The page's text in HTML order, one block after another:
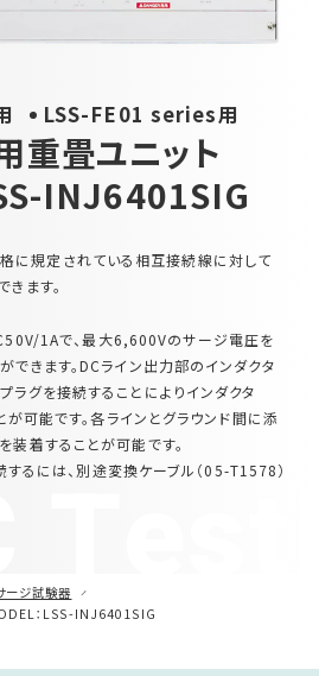
LSS-FE01 series用
重畳ユニット
INJ6401SIG
に規定されている相互接続線に対して
ます。
1Aで、最大6,600Vのサージ電圧を
できます。DCライン出力部のインダクタ
ラグを接続することによりインダクタ
が可能です。各ラインとグラウンド間に添
装着することが可能です。
るには、別途変換ケーブル（05-T1578）
ージ試験器
：LSS-INJ6401SIG
の他試験器